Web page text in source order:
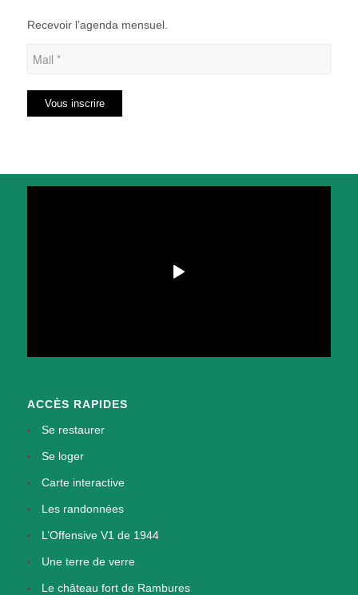
Recevoir l’agenda mensuel.
ACCÈS RAPIDES
Se restaurer
Se loger
Carte interactive
Les randonnées
L’Offensive V1 de 1944
Une terre de verre
Le château fort de Rambures